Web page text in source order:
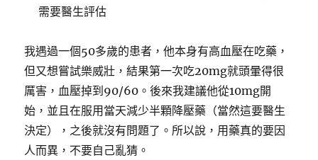
需要醫生評估
我遇過一個50多歲的患者，他本身有高血壓在吃藥，
但又想嘗試樂威壯，結果第一次吃20mg就頭暈得很
厲害，血壓掉到90/60。後來我建議他從10mg開
始，並且在服用當天減少半顆降壓藥（當然這要醫生
決定），之後就沒有問題了。所以說，用藥真的要因
人而異，不要自己亂猜。